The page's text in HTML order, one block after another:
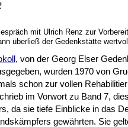
mit Ulrich Renz zur
überließ der Gedenkstätte
, von der Georg Elser
wurden 1970 von
schon zur vollen
im Vorwort zu Band 7,
da sie tiefe Einblicke in das
gewährten. Sie